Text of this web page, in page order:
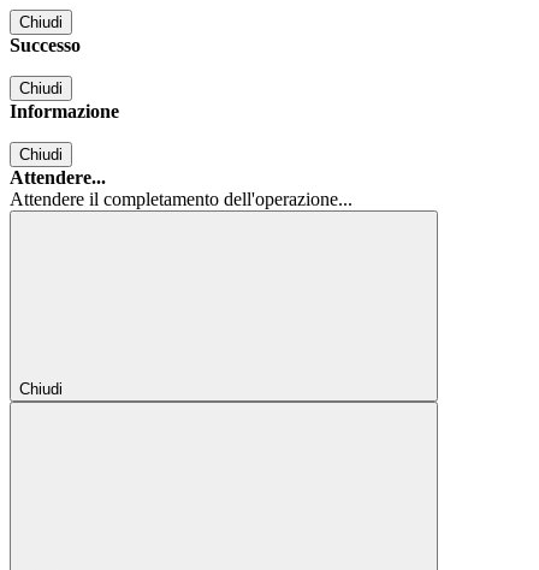
Chiudi
Successo
Chiudi
Informazione
Chiudi
Attendere...
Attendere il completamento dell'operazione...
Chiudi